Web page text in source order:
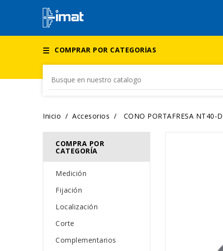
COMPRAR POR CATEGORÍAS
Inicio Accesorios CONO PORTAFRESA NT40-
COMPRA POR
CATEGORÍA
Medición
Fijación
Localización
Corte
Complementarios